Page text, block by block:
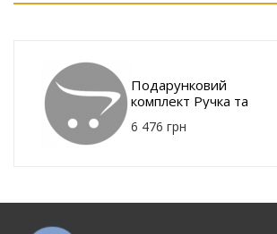
Подарунковий
комплект Ручка та
гравіюванням
6 476 грн